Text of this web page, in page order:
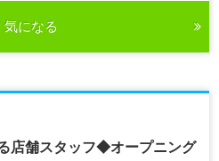
気になる
店舗スタッフ◆オープニング